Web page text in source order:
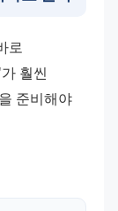
로
훨씬
준비해야